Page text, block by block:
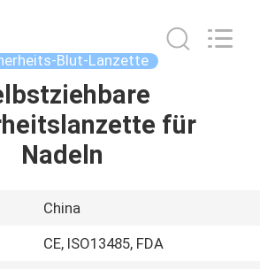
Blut-Lanzette
für
Nadeln
China
CE, ISO13485, FDA